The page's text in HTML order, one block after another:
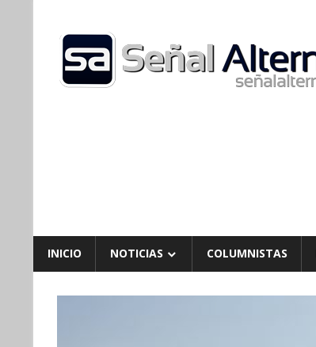
content
INICIO NOTICIAS COLUMNISTAS